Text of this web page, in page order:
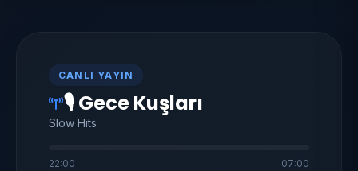
CANLI YAYIN
🎙 Gece Kuşları
Slow Hits
22:00 07:00